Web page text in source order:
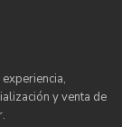
y venta de